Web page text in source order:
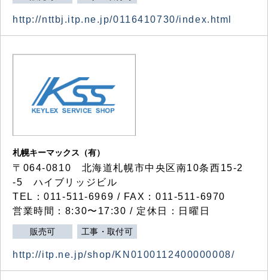
http://nttbj.itp.ne.jp/0116410730/index.html
札幌キーマックス（有）
〒064-0810 北海道札幌市中央区南10条西15-2
-5 ハイブリッジビル
TEL：011-511-6969 / FAX：011-511-6970
営業時間：8:30〜17:30 / 定休日：日曜日
販売可 工事・取付可
http://itp.ne.jp/shop/KN0100112400000008/